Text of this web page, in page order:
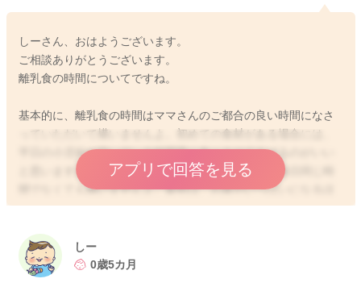
しーさん、おはようございます。
ご相談ありがとうございます。
離乳食の時間についてですね。
基本的に、離乳食の時間はママさんのご都合の良い時間になさ
っていただいて構いませんよ。初めての食材がある場合には、
平日の小児科が空いている時間帯に食べさせてあげるのがいい
と思いますが、食べ慣れた食材であれば、必ずしも毎日同じ時
間でなくても構いませんよ。最初は、お腹がいっぱいになるほ
ど召し上がれるわけではありませんし、1日のうちでおっぱいや
あげられれば、それで問題ないと思いますよ。
アプリで回答を見る
しー
0歳5カ月